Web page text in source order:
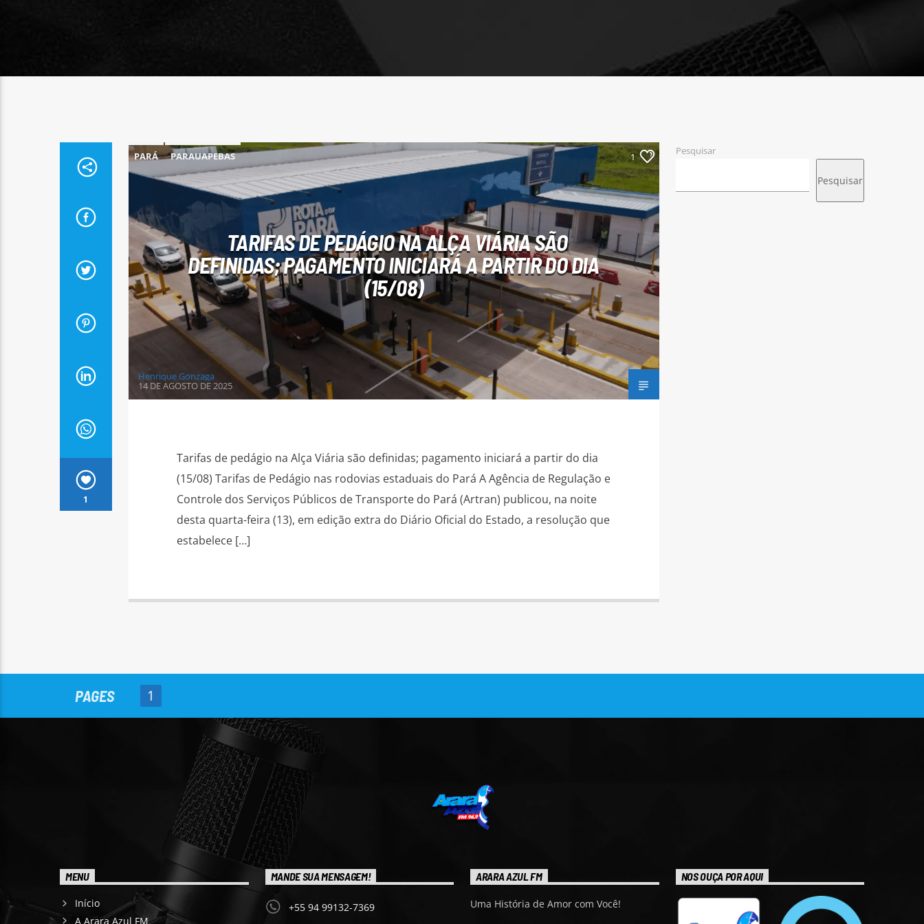
1
PARÁ PARAUAPEBAS 1
TARIFAS DE PEDÁGIO NA ALÇA VIÁRIA SÃO
DEFINIDAS; PAGAMENTO INICIARÁ A PARTIR DO DIA
(15/08)
Henrique Gonzaga
14 DE AGOSTO DE 2025
Tarifas de pedágio na Alça Viária são definidas; pagamento iniciará a partir do dia
(15/08) Tarifas de Pedágio nas rodovias estaduais do Pará A Agência de Regulação e
Controle dos Serviços Públicos de Transporte do Pará (Artran) publicou, na noite
desta quarta-feira (13), em edição extra do Diário Oficial do Estado, a resolução que
estabelece […]
Pesquisar
Pesquisar
PAGES 1
MENU
Início
A Arara Azul FM
MANDE SUA MENSAGEM!
+55 94 99132-7369
ARARA AZUL FM
Uma História de Amor com Você!
NOS OUÇA POR AQUI